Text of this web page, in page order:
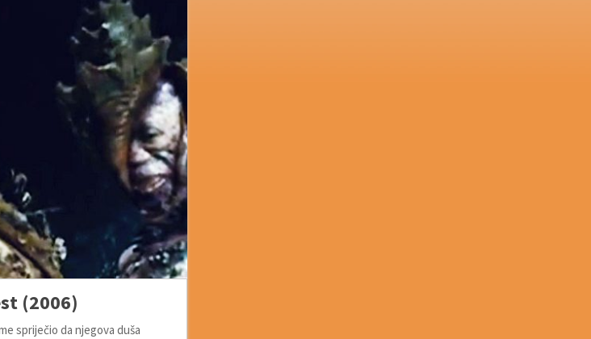
(2006)
spriječio da njegova duša